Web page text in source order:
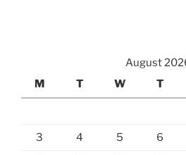
August
M
T W T
3 4 5 6